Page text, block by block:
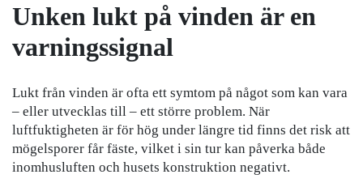
Unken lukt på vinden är en
varningssignal
Lukt från vinden är ofta ett symtom på något som kan vara
– eller utvecklas till – ett större problem. När
luftfuktigheten är för hög under längre tid finns det risk att
mögelsporer får fäste, vilket i sin tur kan påverka både
inomhusluften och husets konstruktion negativt.